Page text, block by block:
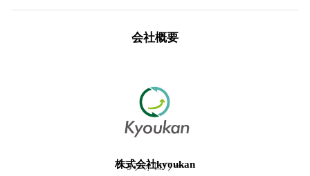
会社概要
株式会社kyoukan
3フォロワー